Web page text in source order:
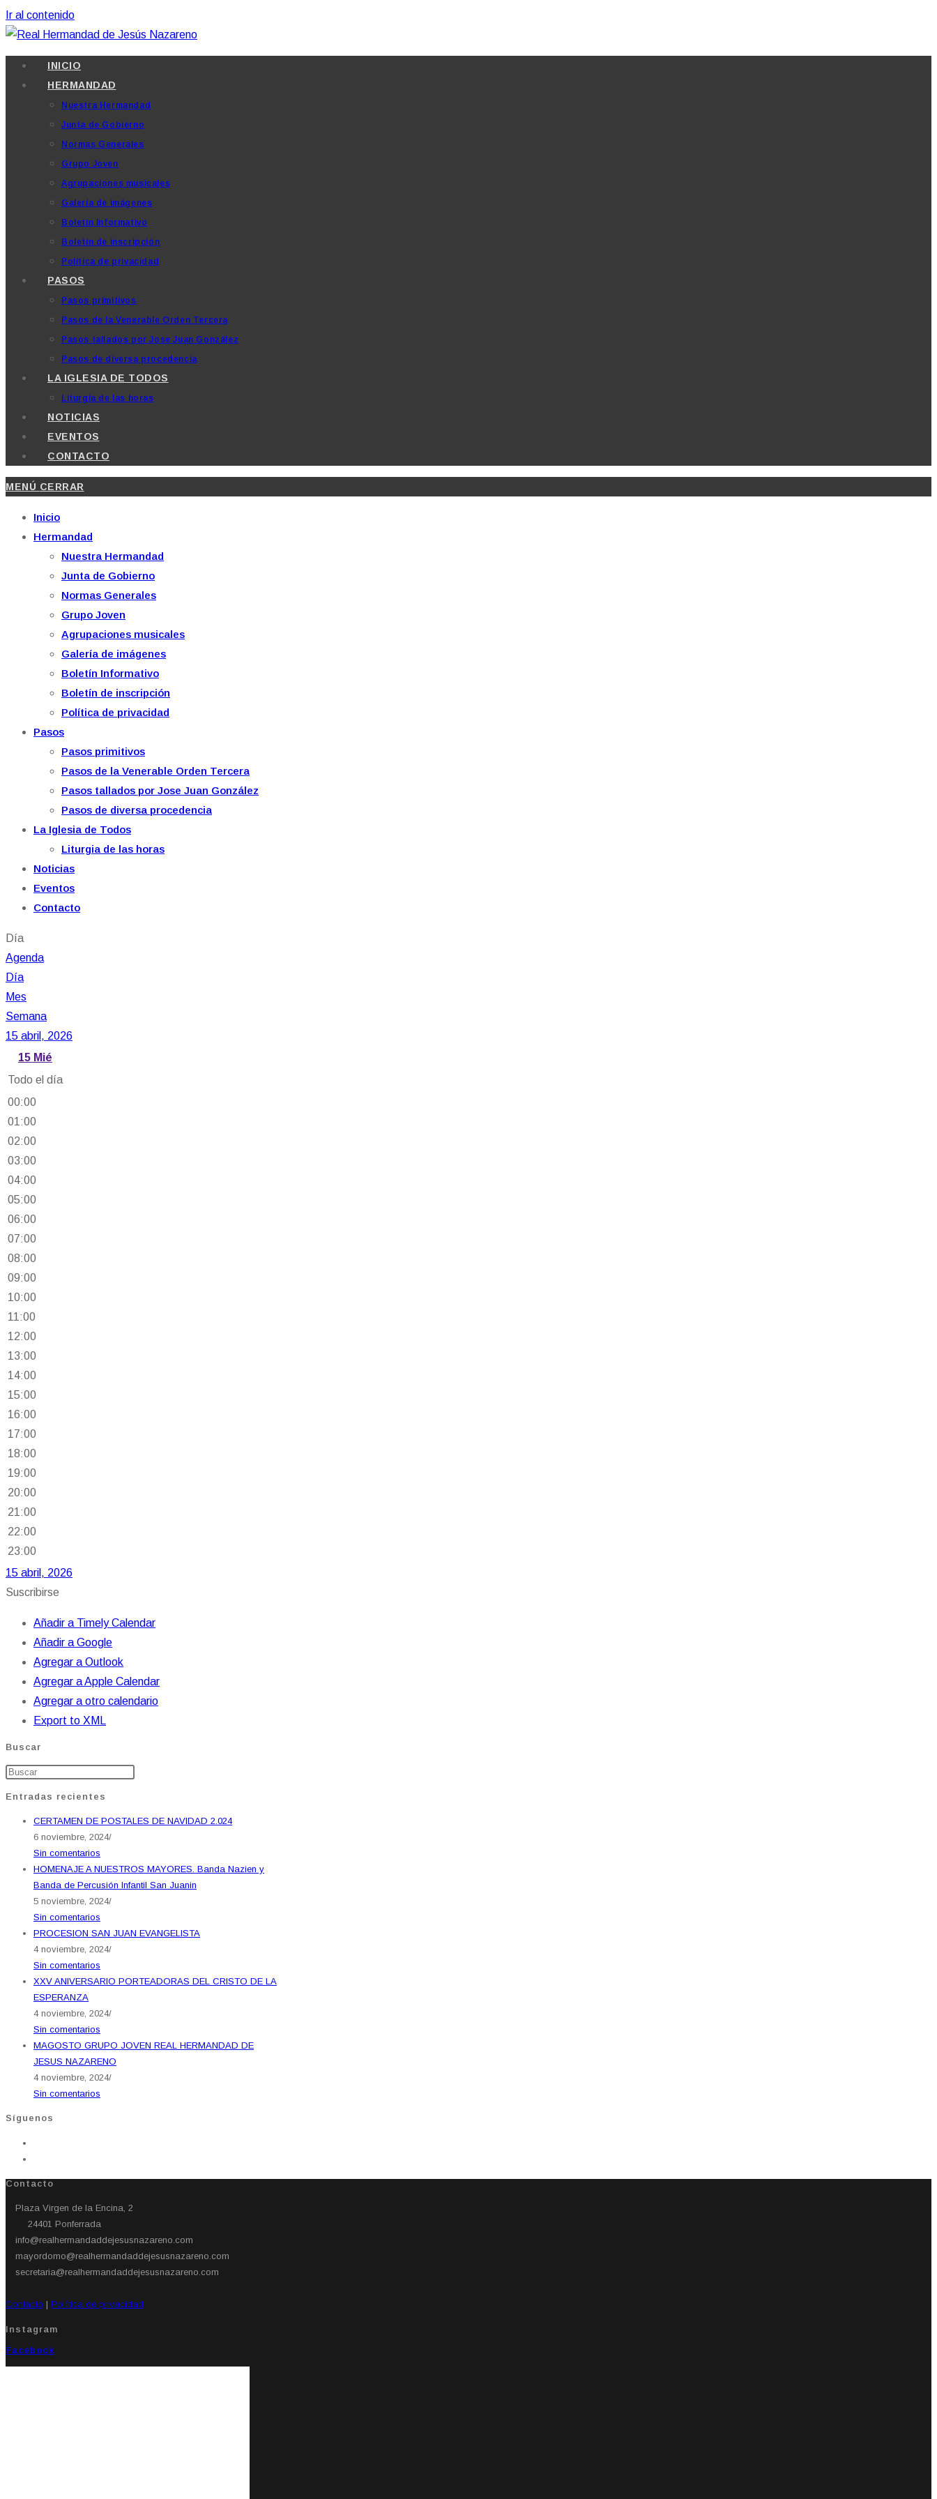
Ir al contenido
INICIO
HERMANDAD
Nuestra Hermandad
Junta de Gobierno
Normas Generales
Grupo Joven
Agrupaciones musicales
Galería de imágenes
Boletín Informativo
Boletín de inscripción
Política de privacidad
PASOS
Pasos primitivos
Pasos de la Venerable Orden Tercera
Pasos tallados por Jose Juan González
Pasos de diversa procedencia
LA IGLESIA DE TODOS
Liturgia de las horas
NOTICIAS
EVENTOS
CONTACTO
MENÚ CERRAR
Inicio
Hermandad
Nuestra Hermandad
Junta de Gobierno
Normas Generales
Grupo Joven
Agrupaciones musicales
Galería de imágenes
Boletín Informativo
Boletín de inscripción
Política de privacidad
Pasos
Pasos primitivos
Pasos de la Venerable Orden Tercera
Pasos tallados por Jose Juan González
Pasos de diversa procedencia
La Iglesia de Todos
Liturgia de las horas
Noticias
Eventos
Contacto
Día
Agenda
Día
Mes
Semana
15 abril, 2026
15 Mié
Todo el día
00:00
01:00
02:00
03:00
04:00
05:00
06:00
07:00
08:00
09:00
10:00
11:00
12:00
13:00
14:00
15:00
16:00
17:00
18:00
19:00
20:00
21:00
22:00
23:00
15 abril, 2026
Suscribirse
Añadir a Timely Calendar
Añadir a Google
Agregar a Outlook
Agregar a Apple Calendar
Agregar a otro calendario
Export to XML
Buscar
Entradas recientes
CERTAMEN DE POSTALES DE NAVIDAD 2.024
6 noviembre, 2024/
Sin comentarios
HOMENAJE A NUESTROS MAYORES. Banda Nazien y
Banda de Percusión Infantil San Juanin
5 noviembre, 2024/
Sin comentarios
PROCESION SAN JUAN EVANGELISTA
4 noviembre, 2024/
Sin comentarios
XXV ANIVERSARIO PORTEADORAS DEL CRISTO DE LA
ESPERANZA
4 noviembre, 2024/
Sin comentarios
MAGOSTO GRUPO JOVEN REAL HERMANDAD DE
JESUS NAZARENO
4 noviembre, 2024/
Sin comentarios
Síguenos
Contacto
Plaza Virgen de la Encina, 2
24401 Ponferrada​
info@realhermandaddejesusnazareno.com
mayordomo@realhermandaddejesusnazareno.com
secretaria@realhermandaddejesusnazareno.com
Contacto | Política de privacidad
Instagram
Facebook